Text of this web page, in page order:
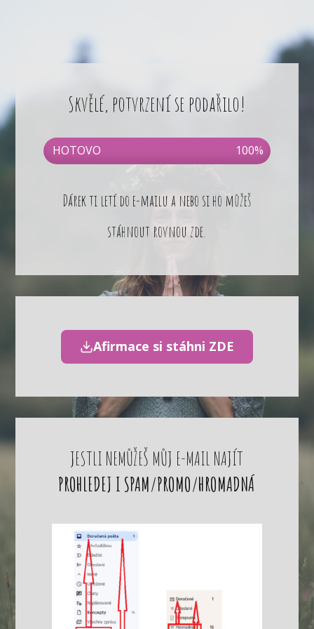
Skvělé, potvrzení se podařilo!
HOTOVO 100%
Dárek ti letí do e-mailu a nebo si ho můžeš
stáhnout rovnou zde.
Afirmace si stáhni ZDE
JESTLI NEMŮŽEŠ MŮJ E-MAIL NAJÍT
PROHLEDEJ I SPAM/PROMO/HROMADNÁ